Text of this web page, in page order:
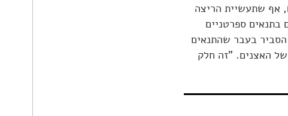
אף שתעשיית הריצה
בתנאים ספרטניים
בעבר שהתנאים
האצנים. "זה חלק